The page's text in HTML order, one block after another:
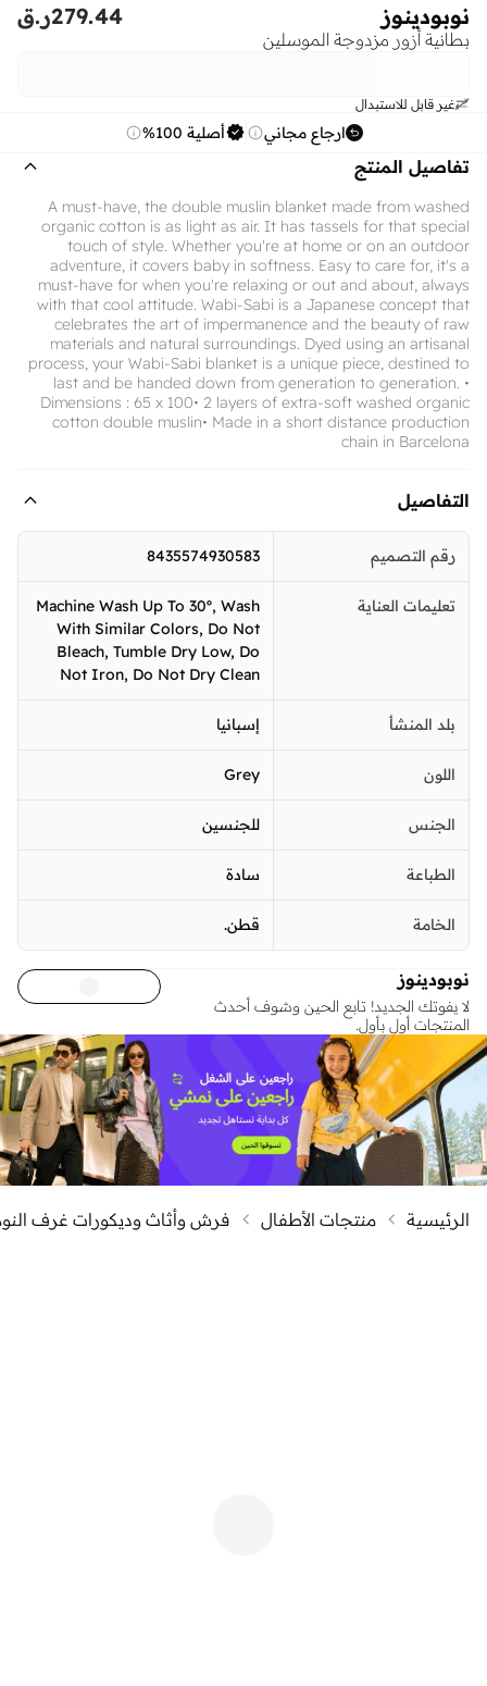
نوبودينوز
بطانية أزور مزدوجة الموسلين
ر.ق279.44
غير قابل للاستبدال
ارجاع مجاني أصلية 100%
تفاصيل المنتج
A must-have, the double muslin blanket made from washed
organic cotton is as light as air. It has tassels for that special
touch of style. Whether you're at home or on an outdoor
adventure, it covers baby in softness. Easy to care for, it's a
must-have for when you're relaxing or out and about, always
with that cool attitude. Wabi-Sabi is a Japanese concept that
celebrates the art of impermanence and the beauty of raw
materials and natural surroundings. Dyed using an artisanal
process, your Wabi-Sabi blanket is a unique piece, destined to
last and be handed down from generation to generation. •
Dimensions : 65 x 100• 2 layers of extra-soft washed organic
cotton double muslin• Made in a short distance production
chain in Barcelona
التفاصيل
رقم التصميم 8435574930583
تعليمات العناية
Machine Wash Up To 30º, Wash
With Similar Colors, Do Not
Bleach, Tumble Dry Low, Do
Not Iron, Do Not Dry Clean
بلد المنشأ إسبانيا
اللون Grey
الجنس للجنسين
الطباعة سادة
الخامة قطن.
نوبودينوز
لا يفوتك الجديد! تابع الحين وشوف أحدث
المنتجات أول بأول.
الرئيسية منتجات الأطفال فرش وأثاث وديكورات غرف